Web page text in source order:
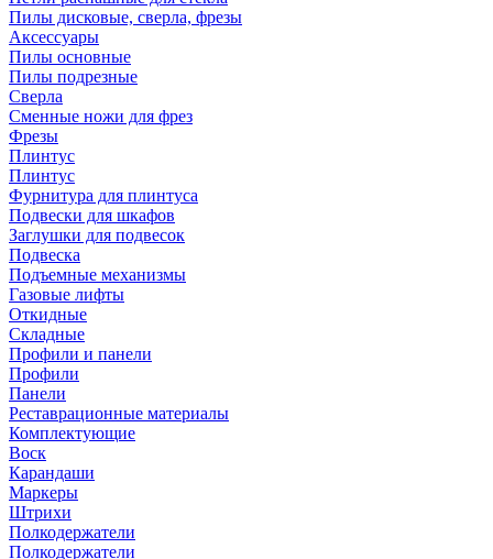
Пилы дисковые, сверла, фрезы
Аксессуары
Пилы основные
Пилы подрезные
Сверла
Сменные ножи для фрез
Фрезы
Плинтус
Плинтус
Фурнитура для плинтуса
Подвески для шкафов
Заглушки для подвесок
Подвеска
Подъемные механизмы
Газовые лифты
Откидные
Складные
Профили и панели
Профили
Панели
Реставрационные материалы
Комплектующие
Воск
Карандаши
Маркеры
Штрихи
Полкодержатели
Полкодержатели